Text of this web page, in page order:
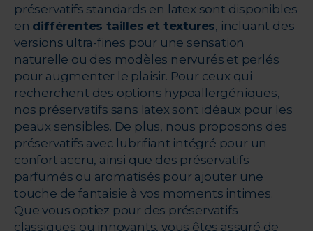
préservatifs standards en latex sont disponibles
en différentes tailles et textures, incluant des
versions ultra-fines pour une sensation
naturelle ou des modèles nervurés et perlés
pour augmenter le plaisir. Pour ceux qui
recherchent des options hypoallergéniques,
nos préservatifs sans latex sont idéaux pour les
peaux sensibles. De plus, nous proposons des
préservatifs avec lubrifiant intégré pour un
confort accru, ainsi que des préservatifs
parfumés ou aromatisés pour ajouter une
touche de fantaisie à vos moments intimes.
Que vous optiez pour des préservatifs
classiques ou innovants, vous êtes assuré de